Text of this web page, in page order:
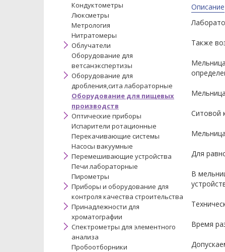
Кондуктометры
Люксметры
Метрология
Нитратомеры
Облучатели
Оборудование для
ветсанэкспертизы
Оборудование для
дробления,сита лабораторные
Оборудование для пищевых
производств
Оптические приборы
Испарители ротационные
Перекачивающие системы
Насосы вакуумные
Перемешивающие устройства
Печи лабораторные
Пирометры
Приборы и оборудование для
контроля качества строительства
Принадлежности для
хроматографии
Спектрометры для элементного
анализа
Пробоотборники
Описание
Также
Ситовой
Для
В
Время